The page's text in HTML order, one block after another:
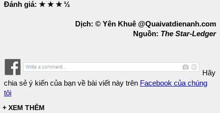
Đánh giá: ★ ★ ★ ½
Dịch: © Yên Khuê @Quaivatdienanh.com
Nguồn: The Star-Ledger
Hãy
chia sẻ ý kiến của bạn về bài viết này trên Facebook của chúng
tôi
+ XEM THÊM